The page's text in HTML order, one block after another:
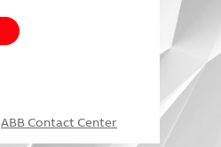
ABB Contact Center